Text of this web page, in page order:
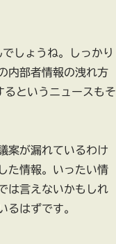
しょうね。しっかり
内部者情報の洩れ方
というニュースもそ
案が漏れているわけ
た情報。いったい情
は言えないかもしれ
るはずです。